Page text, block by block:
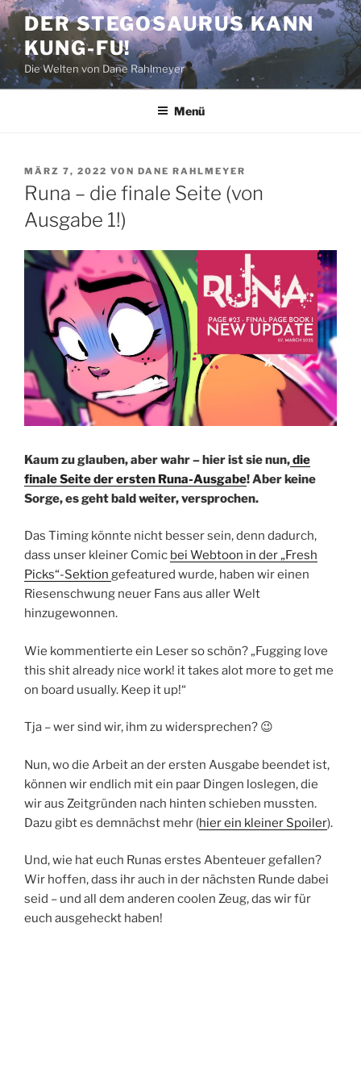
Zum
Inhalt
springen
DER STEGOSAURUS KANN
KUNG-FU!
Die Welten von Dane Rahlmeyer
Menü
VERÖFFENTLICHT
AM
MÄRZ 7, 2022 VON DANE RAHLMEYER
Runa – die finale Seite (von
Ausgabe 1!)
Kaum zu glauben, aber wahr – hier ist sie nun,die
finale Seite der ersten Runa-Ausgabe! Aber keine
Sorge, es geht bald weiter, versprochen.
Das Timing könnte nicht besser sein, denn dadurch,
dass unser kleiner Comic bei Webtoon in der „Fresh
Picks“-Sektion gefeatured wurde, haben wir einen
Riesenschwung neuer Fans aus aller Welt
hinzugewonnen.
Wie kommentierte ein Leser so schön? „Fugging love
this shit already nice work! it takes alot more to get me
on board usually. Keep it up!“
Tja – wer sind wir, ihm zu widersprechen? 😉
Nun, wo die Arbeit an der ersten Ausgabe beendet ist,
können wir endlich mit ein paar Dingen loslegen, die
wir aus Zeitgründen nach hinten schieben mussten.
Dazu gibt es demnächst mehr (hier ein kleiner Spoiler).
Und, wie hat euch Runas erstes Abenteuer gefallen?
Wir hoffen, dass ihr auch in der nächsten Runde dabei
seid – und all dem anderen coolen Zeug, das wir für
euch ausgeheckt haben!